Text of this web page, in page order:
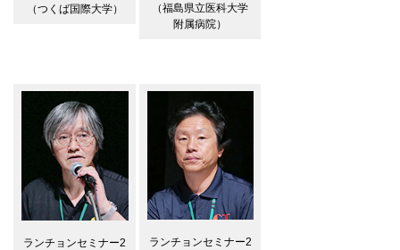
（つくば国際大学）
（福島県立医科大学
附属病院）
ランチョンセミナー2
ランチョンセミナー2